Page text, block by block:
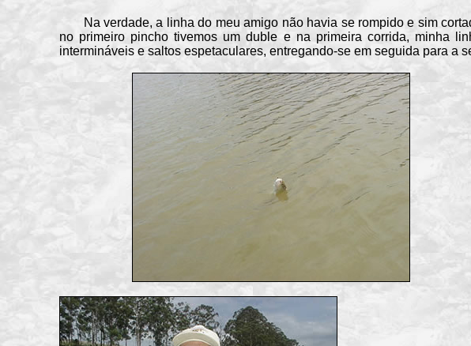
Na verdade, a linha do meu amigo não havia se rompido e sim
no primeiro pincho tivemos um duble e na primeira corrida, minha
intermináveis e saltos espetaculares, entregando-se em seguida para a